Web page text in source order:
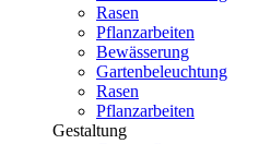
Rasen
Pflanzarbeiten
Bewässerung
Gartenbeleuchtung
Rasen
Pflanzarbeiten
Gestaltung